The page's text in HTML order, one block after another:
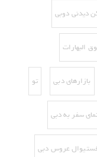
دیدنی دوبی
البهارات
بازارهای دبی تو
سفر به دبی
عروس دبی